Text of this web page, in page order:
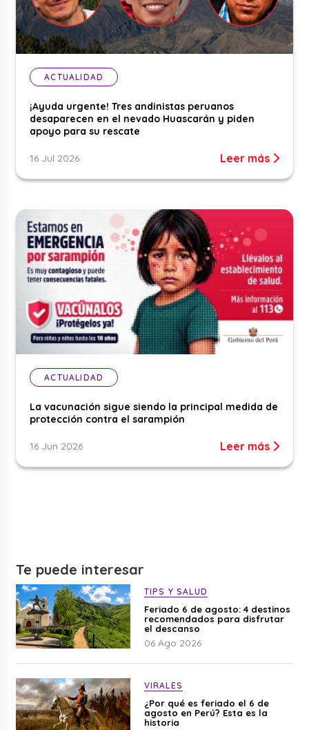
ACTUALIDAD
¡Ayuda urgente! Tres andinistas peruanos
desaparecen en el nevado Huascarán y piden
apoyo para su rescate
16 Jul 2026 Leer más
ACTUALIDAD
La vacunación sigue siendo la principal medida de
protección contra el sarampión
16 Jun 2026 Leer más
Te puede interesar
TIPS Y SALUD
Feriado 6 de agosto: 4 destinos
recomendados para disfrutar
el descanso
06 Ago 2026
VIRALES
¿Por qué es feriado el 6 de
agosto en Perú? Esta es la
historia